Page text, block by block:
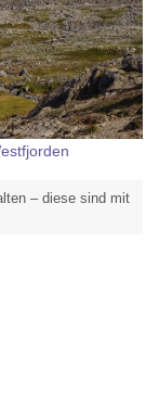
– diese sind mit